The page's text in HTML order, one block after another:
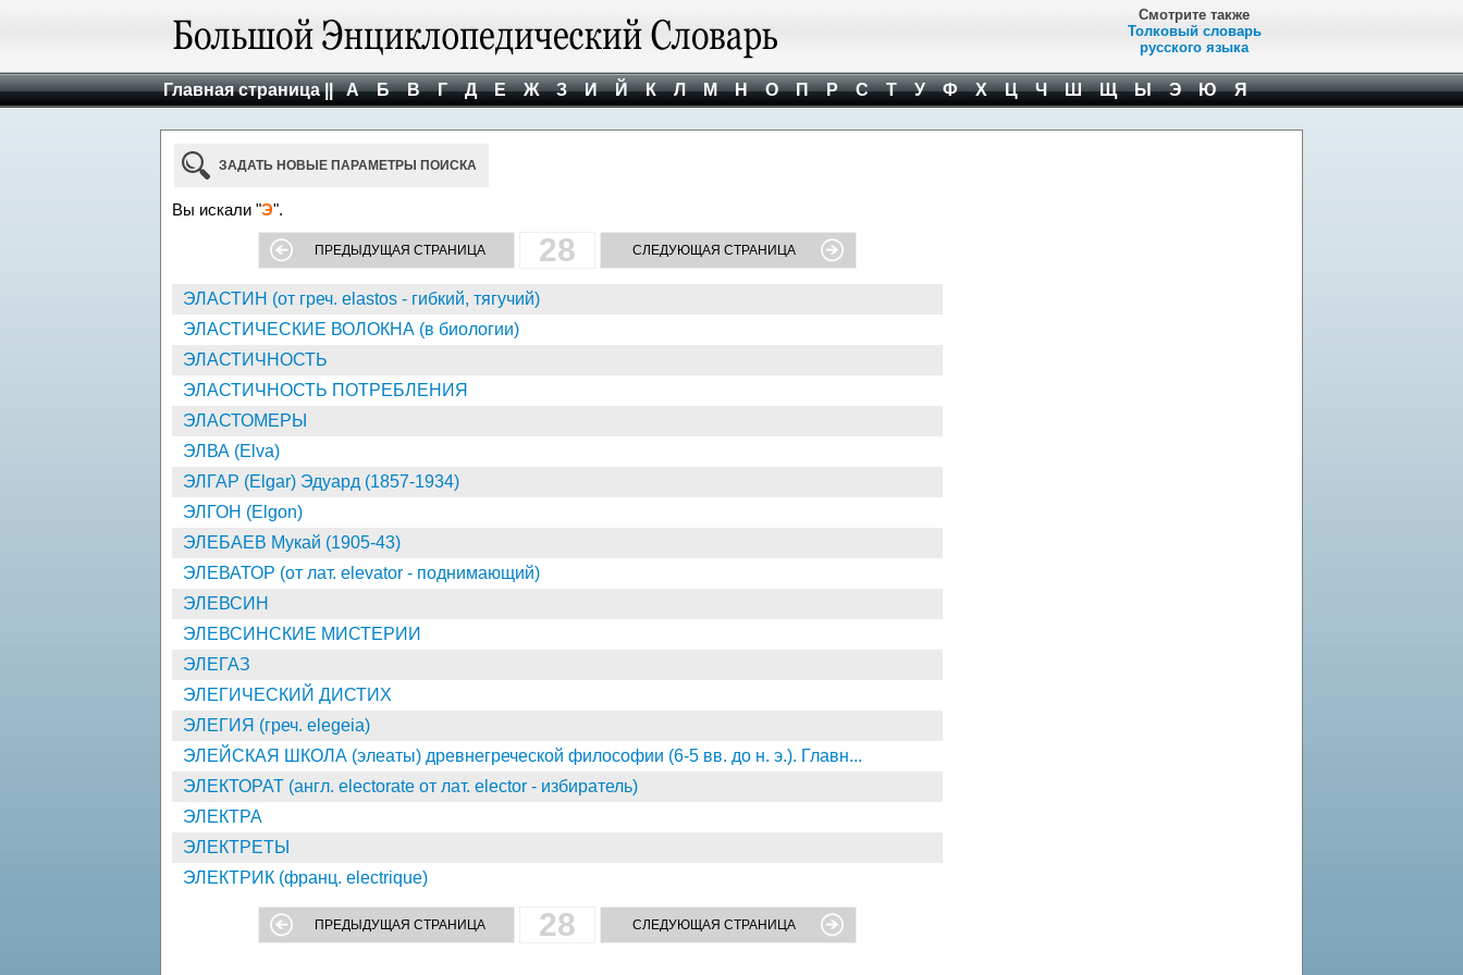
Смотрите также
Толковый словарь
русского языка
Главная страница || А Б В Г Д Е Ж З И Й К Л М Н О П Р С Т У Ф Х Ц Ч Ш Щ Ы Э Ю Я
ЗАДАТЬ НОВЫЕ ПАРАМЕТРЫ ПОИСКА
Вы искали "Э".
ПРЕДЫДУЩАЯ СТРАНИЦА 28 СЛЕДУЮЩАЯ СТРАНИЦА
ЭЛАСТИН (от греч. elastos - гибкий, тягучий)
ЭЛАСТИЧЕСКИЕ ВОЛОКНА (в биологии)
ЭЛАСТИЧНОСТЬ
ЭЛАСТИЧНОСТЬ ПОТРЕБЛЕНИЯ
ЭЛАСТОМЕРЫ
ЭЛВА (Elva)
ЭЛГАР (Elgar) Эдуард (1857-1934)
ЭЛГОН (Elgon)
ЭЛЕБАЕВ Мукай (1905-43)
ЭЛЕВАТОР (от лат. elevator - поднимающий)
ЭЛЕВСИН
ЭЛЕВСИНСКИЕ МИСТЕРИИ
ЭЛЕГАЗ
ЭЛЕГИЧЕСКИЙ ДИСТИХ
ЭЛЕГИЯ (греч. elegeia)
ЭЛЕЙСКАЯ ШКОЛА (элеаты) древнегреческой философии (6-5 вв. до н. э.). Главн...
ЭЛЕКТОРАТ (англ. electorate от лат. elector - избиратель)
ЭЛЕКТРА
ЭЛЕКТРЕТЫ
ЭЛЕКТРИК (франц. electrique)
ПРЕДЫДУЩАЯ СТРАНИЦА 28 СЛЕДУЮЩАЯ СТРАНИЦА